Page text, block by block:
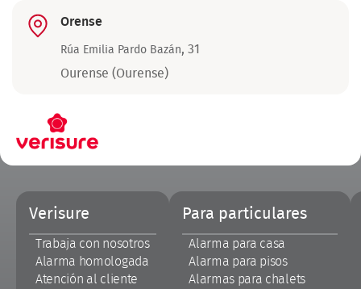
Orense
Rúa Emilia Pardo Bazán, 31
Ourense (Ourense)
Pie
página
Verisure
Trabaja con nosotros
Alarma homologada
Atención al cliente
Para particulares
Alarma para casa
Alarma para pisos
Alarmas para chalets